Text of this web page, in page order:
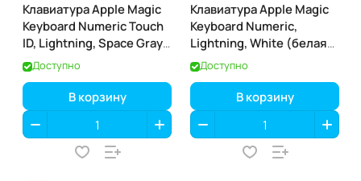
Клавиатура Apple Magic
Keyboard Numeric Touch
ID, Lightning, Space Gray
(тёмно-серая) (MMMR3)
Доступно
В корзину
Клавиатура Apple Magic
Keyboard Numeric,
Lightning, White (белая)
(MQ052)
Доступно
В корзину